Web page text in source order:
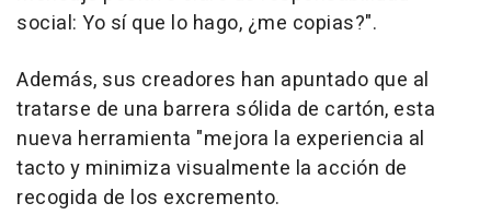
social: Yo sí que lo hago, ¿me copias?".
Además, sus creadores han apuntado que al
tratarse de una barrera sólida de cartón, esta
nueva herramienta "mejora la experiencia al
tacto y minimiza visualmente la acción de
recogida de los excremento.